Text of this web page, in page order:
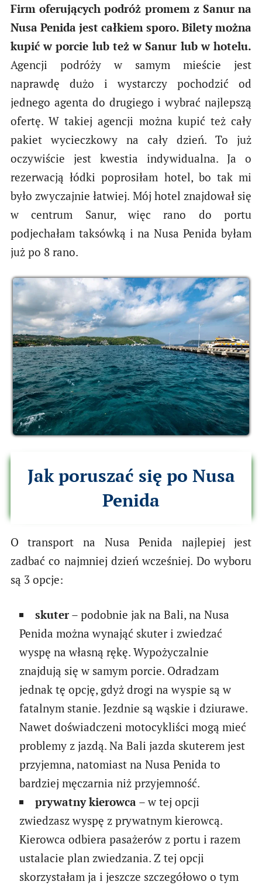
Firm oferujących podróż promem z Sanur na
Nusa Penida jest całkiem sporo. Bilety można
kupić w porcie lub też w Sanur lub w hotelu.
Agencji podróży w samym mieście jest
naprawdę dużo i wystarczy pochodzić od
jednego agenta do drugiego i wybrać najlepszą
ofertę. W takiej agencji można kupić też cały
pakiet wycieczkowy na cały dzień. To już
oczywiście jest kwestia indywidualna. Ja o
rezerwacją łódki poprosiłam hotel, bo tak mi
było zwyczajnie łatwiej. Mój hotel znajdował się
w centrum Sanur, więc rano do portu
podjechałam taksówką i na Nusa Penida byłam
już po 8 rano.
Jak poruszać się po Nusa
Penida
O transport na Nusa Penida najlepiej jest
zadbać co najmniej dzień wcześniej. Do wyboru
są 3 opcje:
skuter– podobnie jak na Bali, na Nusa
Penida można wynająć skuter i zwiedzać
wyspę na własną rękę. Wypożyczalnie
znajdują się w samym porcie. Odradzam
jednak tę opcję, gdyż drogi na wyspie są w
fatalnym stanie. Jezdnie są wąskie i dziurawe.
Nawet doświadczeni motocykliści mogą mieć
problemy z jazdą. Na Bali jazda skuterem jest
przyjemna, natomiast na Nusa Penida to
bardziej męczarnia niż przyjemność.
prywatny kierowca– w tej opcji
zwiedzasz wyspę z prywatnym kierowcą.
Kierowca odbiera pasażerów z portu i razem
ustalacie plan zwiedzania. Z tej opcji
skorzystałam ja i jeszcze szczegółowo o tym